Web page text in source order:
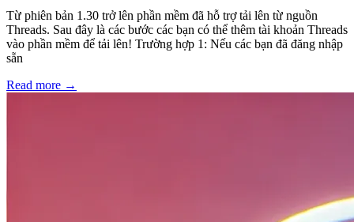
Từ phiên bản 1.30 trở lên phần mềm đã hỗ trợ tải lên từ nguồn
Threads. Sau đây là các bước các bạn có thể thêm tài khoản Threads
vào phần mềm để tải lên! Trường hợp 1: Nếu các bạn đã đăng nhập
sẵn
Read more →